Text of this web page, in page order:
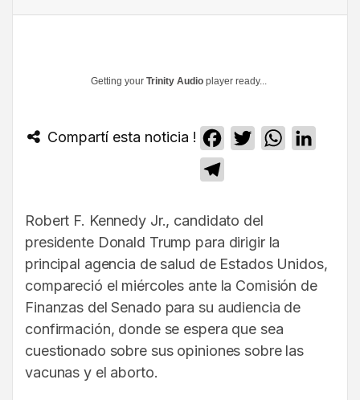
Getting your Trinity Audio player ready...
Compartí esta noticia ! Facebook
TwitterWhatsApp
Robert F. Kennedy Jr., candidato del
presidente Donald Trump para dirigir la
principal agencia de salud de Estados Unidos,
compareció el miércoles ante la Comisión de
Finanzas del Senado para su audiencia de
confirmación, donde se espera que sea
cuestionado sobre sus opiniones sobre las
vacunas y el aborto.